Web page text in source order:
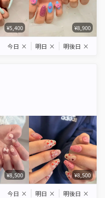
¥5,400 ¥8,900
今日 × 明日 × 明後日 ×
¥8,500 ¥8,500
今日 × 明日 × 明後日 ×